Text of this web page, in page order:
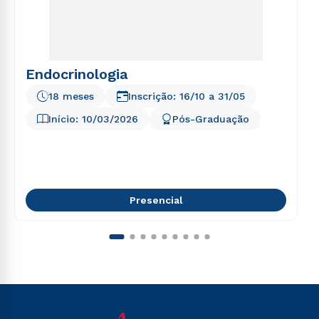
Endocrinologia
Início: 10/03/2026
18 meses
Pós-Graduação
Inscrição: 16/10 a 31/05
Presencial